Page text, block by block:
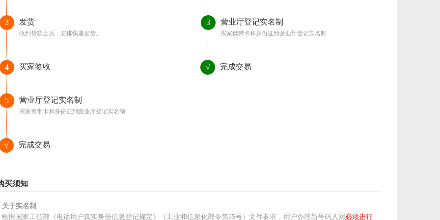
3 发货
收到货款之后，安排快递发货。
4 买家签收
5 营业厅登记实名制
买家携带卡和身份证到营业厅登记实名制
√ 完成交易
3 营业厅登记实名制
买家携带卡和身份证到营业厅登记实名制
√ 完成交易
买须知
关于实名制
根据国家工信部《电话用户真实身份信息登记规定》（工业和信息化部令第25号）文件要求，用户办理新号码入网 必须进行